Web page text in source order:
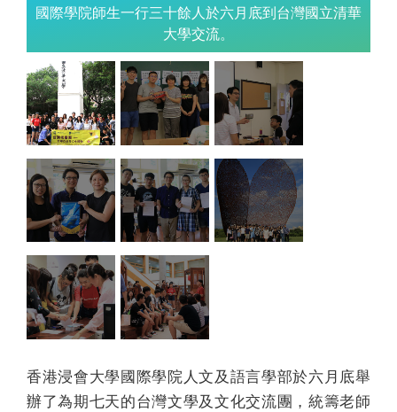
國際學院師生一行三十餘人於六月底到台灣國立清華
大學交流。
香港浸會大學國際學院人文及語言學部於六月底舉
辦了為期七天的台灣文學及文化交流團，統籌老師